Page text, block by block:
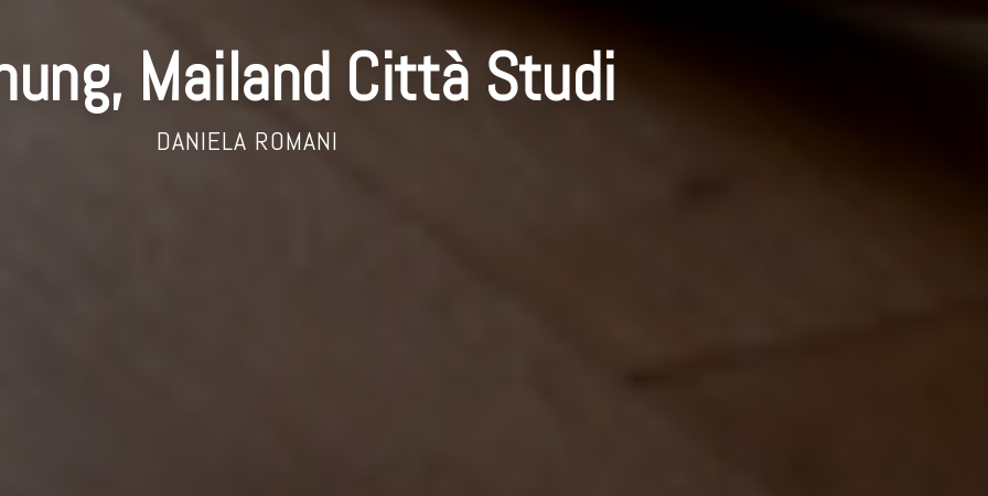
Mailand Città Studi
DANIELA ROMANI